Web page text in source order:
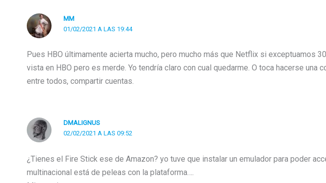
MM
01/02/2021 A LAS 19:44
Pues HBO últimamente acierta mucho, pero mucho más que Netflix si exceptuamos
vista en HBO pero es merde. Yo tendría claro con cual quedarme. O toca hacerse una
entre todos, compartir cuentas.
DMALIGNUS
02/02/2021 A LAS 09:52
¿Tienes el Fire Stick ese de Amazon? yo tuve que instalar un emulador para poder
multinacional está de peleas con la plataforma….